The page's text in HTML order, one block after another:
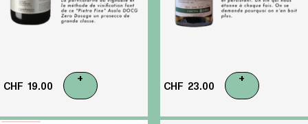
CHF 19.00
+
CHF 23.00
+